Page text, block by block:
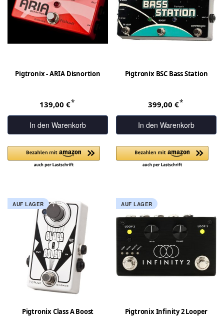
Pigtronix - ARIA Disnortion
139,00 €*
In den Warenkorb
Pigtronix BSC Bass Station
399,00 €*
In den Warenkorb
AUF LAGER
Pigtronix Class A Boost
AUF LAGER
Pigtronix Infinity 2 Looper